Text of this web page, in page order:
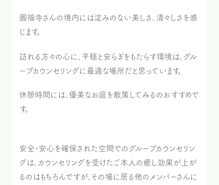
圓福寺さんの境内には淀みのない美しさ、清々しさを感
じます。
訪れる方々の心に、平穏と安らぎをもたらす環境は、グル
ープカウンセリングに最適な場所だと思っています。
休憩時間には、優美なお庭を散策してみるのおすすめで
す。
安全・安心を確保された空間でのグループカウンセリン
グは、カウンセリングを受けたご本人の癒し効果が上が
るのはもちろんですが、その場に居る他のメンバーさんに